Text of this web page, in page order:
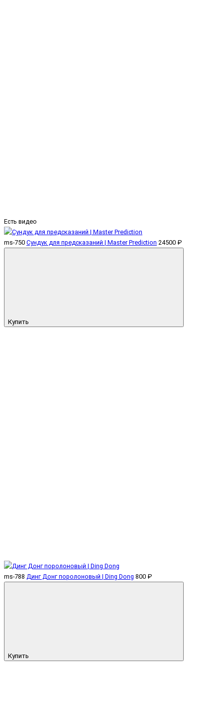
Есть видео
ms-750 Сундук для предсказаний | Master Prediction 24500 ₽
Купить
ms-788 Динг Донг поролоновый | Ding Dong 800 ₽
Купить